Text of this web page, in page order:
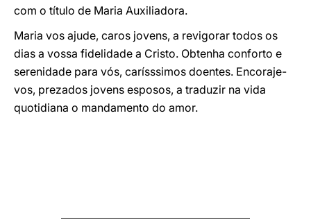
com o título de Maria Auxiliadora.
Maria vos ajude, caros jovens, a revigorar todos os
dias a vossa fidelidade a Cristo. Obtenha conforto e
serenidade para vós, carísssimos doentes. Encoraje-
vos, prezados jovens esposos, a traduzir na vida
quotidiana o mandamento do amor.